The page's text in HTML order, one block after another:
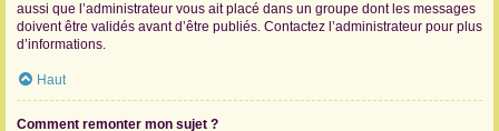
aussi que l’administrateur vous ait placé dans un groupe dont les messages
doivent être validés avant d’être publiés. Contactez l’administrateur pour plus
d’informations.
Haut
Comment remonter mon sujet ?